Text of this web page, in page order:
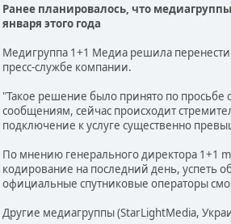
Ранее планировалось, что
января этого года
Медигруппа 1+1 Медиа решила перенести
пресс-службе компании.
"Такое решение было принято по просьбе
сообщениям, сейчас происходит
подключение к услуге существенно
По мнению генерального директора 1+1
кодирование на последний день, успеть
официальные спутниковые операторы
Другие медиагруппы (StarLightMedia,